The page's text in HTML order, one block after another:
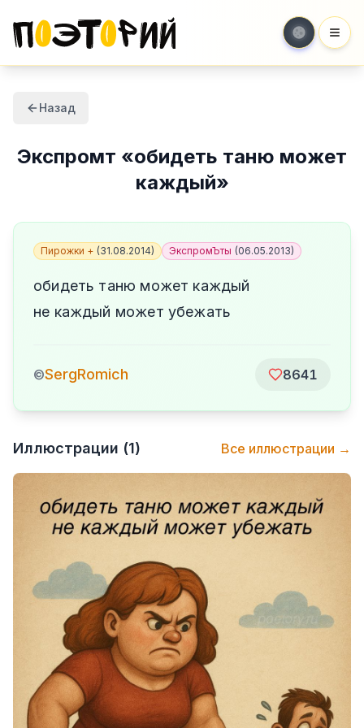
Назад
Экспромт «обидеть таню может
каждый»
Пирожки + (31.08.2014) ЭкспромЪты (06.05.2013)
обидеть таню может каждый
не каждый может убежать
©SergRomich 8641
Иллюстрации (1) Все иллюстрации →